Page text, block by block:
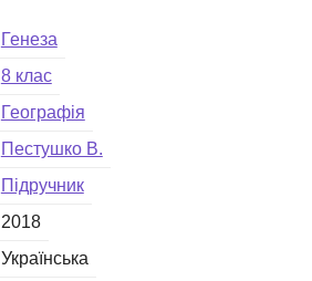
Генеза
8 клас
Географія
Пестушко В.
Підручник
2018
Українська